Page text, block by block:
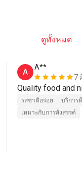
ดูทั้งหมด
A
A**
7
รสชาติอร่อย
บริการดี
เหมาะกับการสังสรรค์